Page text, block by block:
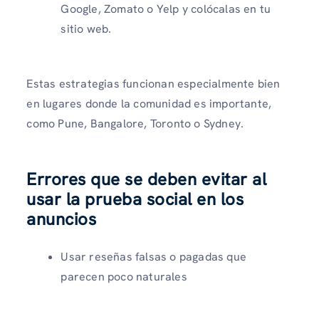
Google, Zomato o Yelp y colócalas en tu
sitio web.
Estas estrategias funcionan especialmente bien
en lugares donde la comunidad es importante,
como Pune, Bangalore, Toronto o Sydney.
Errores que se deben evitar al
usar la prueba social en los
anuncios
Usar reseñas falsas o pagadas que
parecen poco naturales